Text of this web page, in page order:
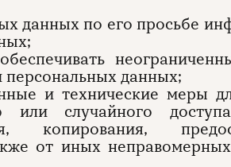
данных по его просьбе
данных;
и технические меры
или случайного
копирования,
от иных